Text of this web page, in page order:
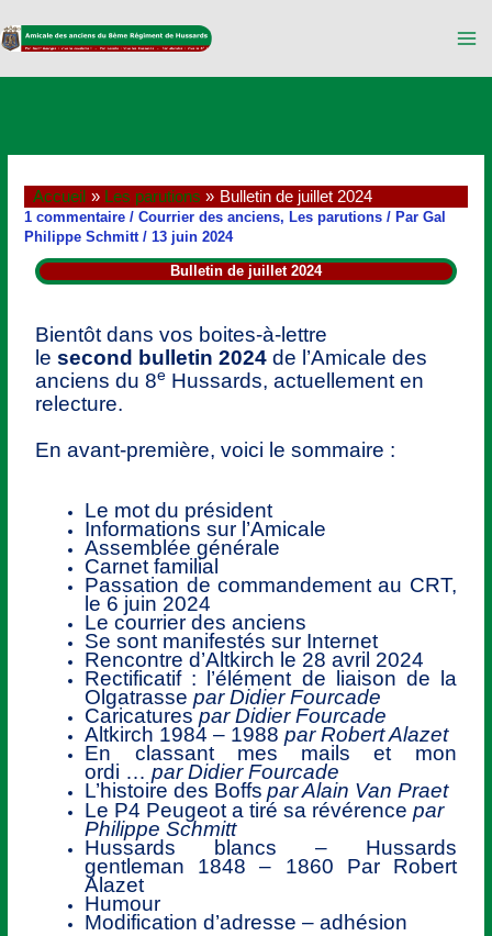
au
contenu
Accueil Les parutions Bulletin de juillet 2024
1 commentaire /Courrier des anciens, Les parutions / ParGal
Philippe Schmitt/13 juin 2024
Bulletin de juillet 2024
Bientôt dans vos boites-à-lettre
lesecond bulletin 2024 de l’Amicale des
anciens du 8e Hussards, actuellement en
relecture.
En avant-première, voici le sommaire :
Le mot du président
Informations sur l’Amicale
Assemblée générale
Carnet familial
Passation de commandement au CRT,
le 6 juin 2024
Le courrier des anciens
Se sont manifestés sur Internet
Rencontre d’Altkirch le 28 avril 2024
Rectificatif : l’élément de liaison de la
Olgatrassepar Didier Fourcade
Caricaturespar Didier Fourcade
Altkirch 1984 – 1988par Robert Alazet
En classant mes mails et mon
ordi …par Didier Fourcade
L’histoire des Boffs parAlain Van Praet
Le P4 Peugeot a tiré sa révérence par
Philippe Schmitt
Hussards blancs – Hussards
gentleman 1848 – 1860 Par Robert
Alazet
Humour
Modification d’adresse – adhésion